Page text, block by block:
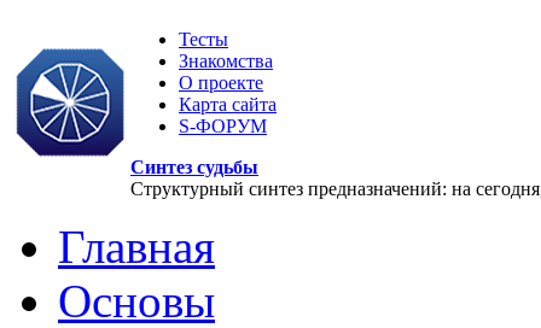
Тесты
Знакомства
О проекте
Карта сайта
S-ФОРУМ
Синтез судьбы
Структурный синтез предназначений: на
Главная
Основы